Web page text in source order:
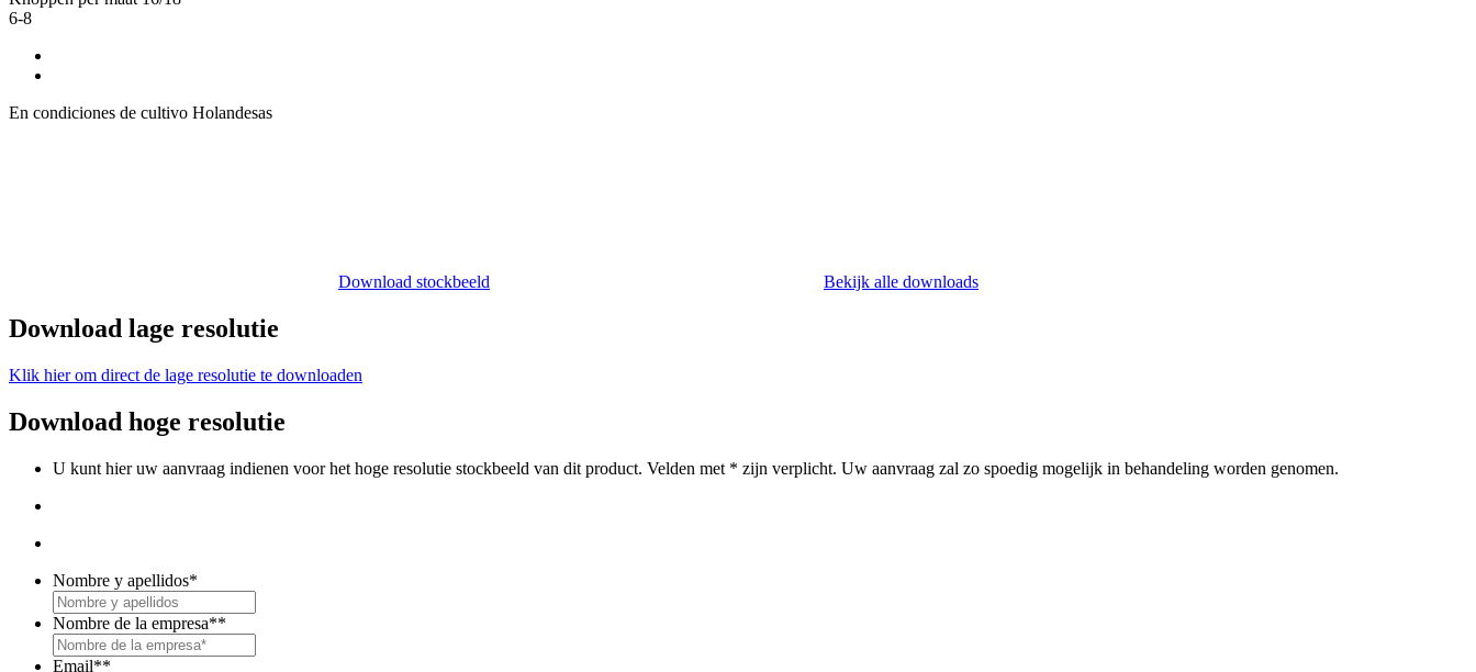
6-8
En condiciones de cultivo Holandesas
Download stockbeeld Bekijk alle downloads
Download lage resolutie
Klik hier om direct de lage resolutie te downloaden
Download hoge resolutie
U kunt hier uw aanvraag indienen voor het hoge resolutie stockbeeld van dit product. Velden met * zijn verplicht. Uw aanvraag zal zo spoedig mogelijk in behandeling worden genomen.
Nombre y apellidos*
Nombre de la empresa**
Email**